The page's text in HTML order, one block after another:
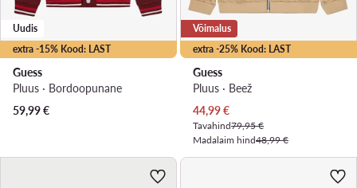
extra -15% Kood: LAST
Uudis
Guess
Pluus · Bordoopunane
59,99€
extra -25% Kood: LAST
Võimalus
Guess
Pluus · Beež
Praegune hind
44,99€
Tavahind79,95 €
Madalaim hind48,99 €